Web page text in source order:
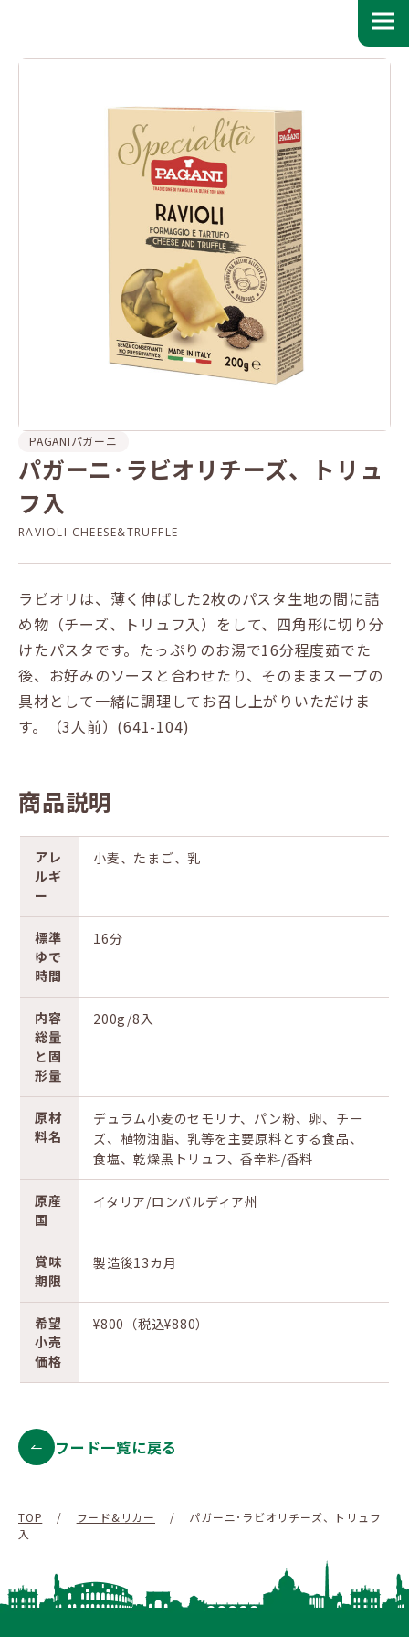
PAGANIパガーニ
パガーニ･ラビオリチーズ、トリュ
フ入
RAVIOLI CHEESE&TRUFFLE
ラビオリは、薄く伸ばした2枚のパスタ生地の間に詰
め物（チーズ、トリュフ入）をして、四角形に切り分
けたパスタです。たっぷりのお湯で16分程度茹でた
後、お好みのソースと合わせたり、そのままスープの
具材として一緒に調理してお召し上がりいただけま
す。（3人前）(641-104)
商品説明
アレ
ルギ
ー
小麦、たまご、乳
標準
ゆで
時間
16分
内容
総量
と固
形量
200g/8入
原材
料名
デュラム小麦のセモリナ、パン粉、卵、チー
ズ、植物油脂、乳等を主要原料とする食品、
食塩、乾燥黒トリュフ、香辛料/香料
原産
国
イタリア/ロンバルディア州
賞味
期限
製造後13カ月
希望
小売
価格
¥800（税込¥880）
フード一覧に戻る
TOP / フード&リカー /
パガーニ･ラビオリチーズ、トリュフ
入